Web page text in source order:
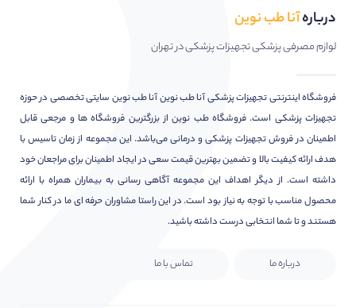
دربارهآنا طب نوین
لوازم مصرفی پزشکی تجهیزات پزشکی در تهران
فروشگاه اینترنتی تجهیزات پزشکی آنا طب نوین آنا طب نوین سایتی تخصصی در حوزه
تجهیزات پزشکی است. فروشگاه طب نوین از بزرگترین فروشگاه ها و مرجعی قابل
اطمینان در فروش تجهیزات پزشکی و درمانی می‌باشد. این مجموعه از زمان تاسیس با
هدف ارائه کیفیت بالا و تضمین بهترین قیمت سعی در ایجاد اطمینان برای مراجعان خود
داشته است. از دیگر اهداف این مجموعه آگاهی رسانی به بیماران همراه با ارائه
محصول مناسب با توجه به نیاز بود است. در این راستا مشاوران حرفه ای ما در کنار شما
هستند و تا شما انتخابی درست داشته باشید.
درباره ما تماس با ما